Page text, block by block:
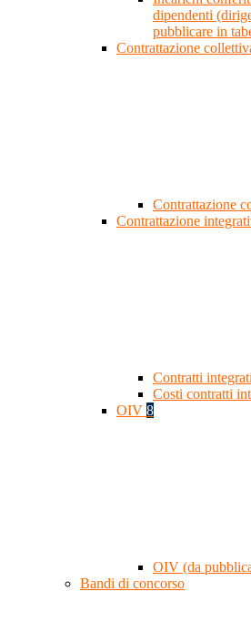
dipendenti
pubblicare in
Contrattazione
Contrattazione
Contrattazione
Contratti
Costi contratti
OIV 8
OIV (da
Bandi di concorso